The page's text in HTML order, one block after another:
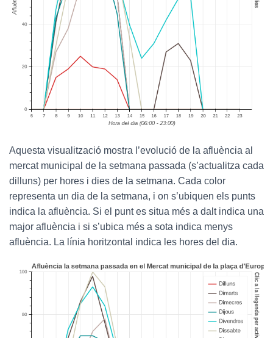
Aquesta visualització mostra l’evolució de la afluència al
mercat municipal de la setmana passada (s’actualitza cada
dilluns) per hores i dies de la setmana. Cada color
representa un dia de la setmana, i on s’ubiquen els punts
indica la afluència. Si el punt es situa més a dalt indica una
major afluència i si s’ubica més a sota indica menys
afluència. La línia horitzontal indica les hores del dia.